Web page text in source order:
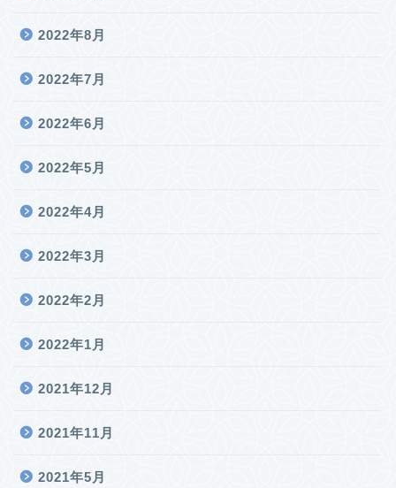
2022年8月
2022年7月
2022年6月
2022年5月
2022年4月
2022年3月
2022年2月
2022年1月
2021年12月
2021年11月
2021年5月